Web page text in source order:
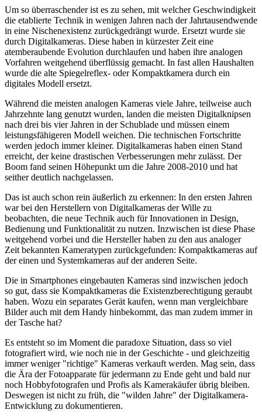
Um so überraschender ist es zu sehen, mit welcher Geschwindigkeit
die etablierte Technik in wenigen Jahren nach der Jahrtausendwende
in eine Nischenexistenz zurückgedrängt wurde. Ersetzt wurde sie
durch Digitalkameras. Diese haben in kürzester Zeit eine
atemberaubende Evolution durchlaufen und haben ihre analogen
Vorfahren weitgehend überflüssig gemacht. In fast allen Haushalten
wurde die alte Spiegelreflex- oder Kompaktkamera durch ein
digitales Modell ersetzt.
Während die meisten analogen Kameras viele Jahre, teilweise auch
Jahrzehnte lang genutzt wurden, landen die meisten Digitalknipsen
nach drei bis vier Jahren in der Schublade und müssen einem
leistungsfähigeren Modell weichen. Die technischen Fortschritte
werden jedoch immer kleiner. Digitalkameras haben einen Stand
erreicht, der keine drastischen Verbesserungen mehr zulässt. Der
Boom fand seinen Höhepunkt um die Jahre 2008-2010 und hat
seither deutlich nachgelassen.
Das ist auch schon rein äußerlich zu erkennen: In den ersten Jahren
war bei den Herstellern von Digitalkameras der Wille zu
beobachten, die neue Technik auch für Innovationen in Design,
Bedienung und Funktionalität zu nutzen. Inzwischen ist diese Phase
weitgehend vorbei und die Hersteller haben zu den aus analoger
Zeit bekannten Kameratypen zurückgefunden: Kompaktkameras auf
der einen und Systemkameras auf der anderen Seite.
Die in Smartphones eingebauten Kameras sind inzwischen jedoch
so gut, dass sie Kompaktkameras die Existenzberechtigung geraubt
haben. Wozu ein separates Gerät kaufen, wenn man vergleichbare
Bilder auch mit dem Handy hinbekommt, das man zudem immer in
der Tasche hat?
Es entsteht so im Moment die paradoxe Situation, dass so viel
fotografiert wird, wie noch nie in der Geschichte - und gleichzeitig
immer weniger "richtige" Kameras verkauft werden. Mag sein, dass
die Ära der Fotoapparate für jedermann zu Ende geht und bald nur
noch Hobbyfotografen und Profis als Kamerakäufer übrig bleiben.
Deswegen ist nicht zu früh, die "wilden Jahre" der Digitalkamera-
Entwicklung zu dokumentieren.